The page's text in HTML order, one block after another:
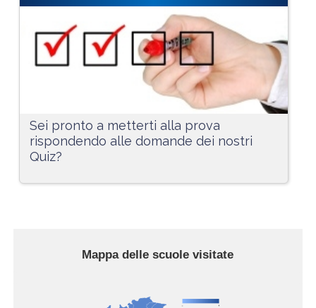
Sei pronto a metterti alla prova
rispondendo alle domande dei nostri
Quiz?
Mappa delle scuole visitate